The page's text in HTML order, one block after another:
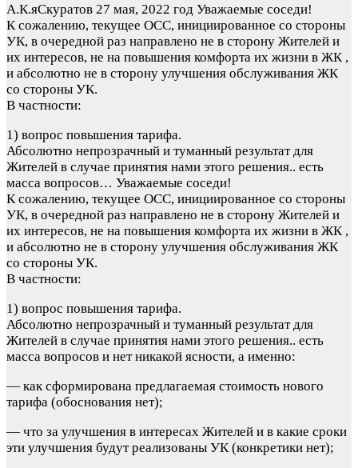
А.К.яСкуратов 27 мая, 2022 год Уважаемые соседи!
К сожалению, текущее ОСС, инициированное со стороны
УК, в очередной раз направлено не в сторону Жителей и
их интересов, не на повышения комфорта их жизни в ЖК ,
и абсолютно не в сторону улучшения обслуживания ЖК
со стороны УК.
В частности:
1) вопрос повышения тарифа.
Абсолютно непрозрачный и туманный результат для
Жителей в случае принятия нами этого решения.. есть
масса вопросов… Уважаемые соседи!
К сожалению, текущее ОСС, инициированное со стороны
УК, в очередной раз направлено не в сторону Жителей и
их интересов, не на повышения комфорта их жизни в ЖК ,
и абсолютно не в сторону улучшения обслуживания ЖК
со стороны УК.
В частности:
1) вопрос повышения тарифа.
Абсолютно непрозрачный и туманный результат для
Жителей в случае принятия нами этого решения.. есть
масса вопросов и нет никакой ясности, а именно:
— как сформирована предлагаемая стоимость нового
тарифа (обоснования нет);
— что за улучшения в интересах Жителей и в какие сроки
эти улучшения будут реализованы УК (конкретики нет);